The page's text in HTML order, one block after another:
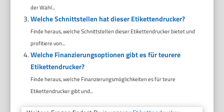
der Wahl...
Welche Schnittstellen hat dieser Etikettendrucker?
Finde heraus, welche Schnittstellen dieser Etikettendrucker bietet und
profitiere von...
Welche Finanzierungsoptionen gibt es für teurere
Etikettendrucker?
Finde heraus, welche Finanzierungsmöglichkeiten es für teure
Etikettendrucker gibt und...